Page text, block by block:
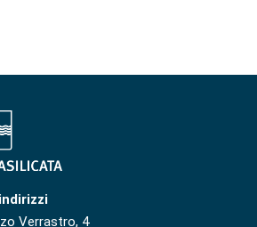
Verrastro, 4